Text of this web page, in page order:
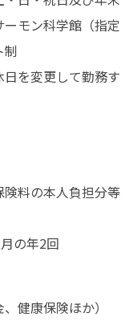
モン科学館（指定
制
を変更して勤務す
険料の本人負担分等
の年2回
健康保険ほか）